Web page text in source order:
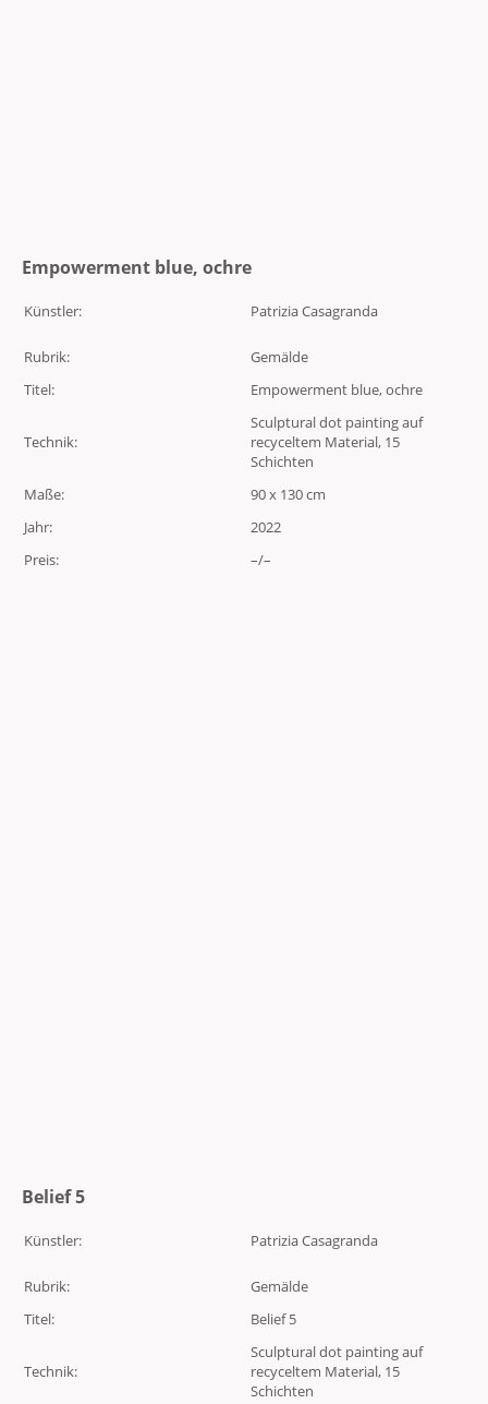
Empowerment blue, ochre
Künstler: Patrizia Casagranda
Rubrik:
Gemälde
Titel:
Empowerment blue, ochre
Technik:
Sculptural dot painting auf
recyceltem Material, 15
Schichten
Maße:
90 x 130 cm
Jahr:
2022
Preis:
–/–
Belief 5
Künstler: Patrizia Casagranda
Rubrik:
Gemälde
Titel:
Belief 5
Technik:
Sculptural dot painting auf
recyceltem Material, 15
Schichten